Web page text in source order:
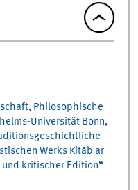
Philosophische
Universität Bonn,
Werks Kitāb ar
und kritischer Edition“